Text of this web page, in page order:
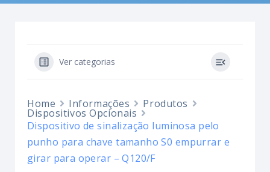
Ver categorias
Home Informações Produtos
Dispositivos Opcionais
Dispositivo de sinalização luminosa pelo
punho para chave tamanho S0 empurrar e
girar para operar – Q120/F